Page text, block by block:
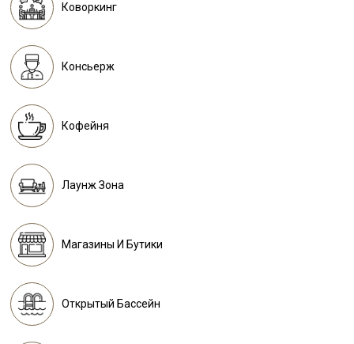
Коворкинг
Консьерж
Кофейня
Лаунж Зона
Магазины И Бутики
Открытый Бассейн